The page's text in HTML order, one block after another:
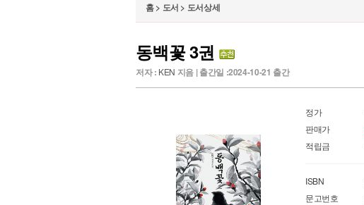
홈 > 도서 > 도서상세
동백꽃 3권
저자 : KEN 지음 | 출간일 :2024-10-21 출간
정가
판매가
적립금
ISBN
문고번호